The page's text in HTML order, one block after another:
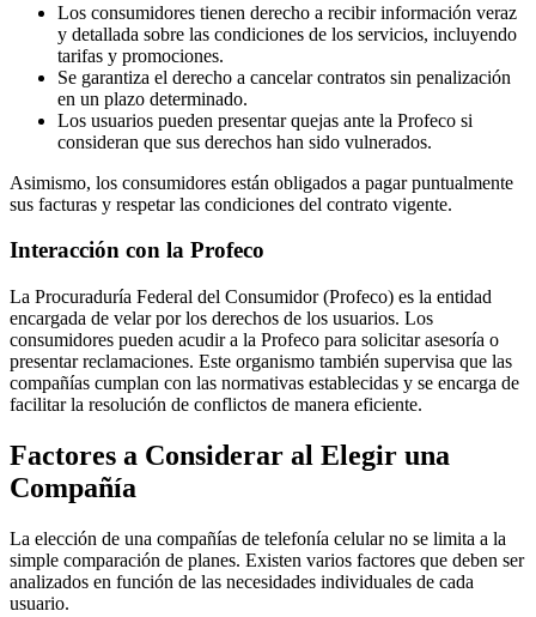
Los consumidores tienen derecho a recibir información veraz
y detallada sobre las condiciones de los servicios, incluyendo
tarifas y promociones.
Se garantiza el derecho a cancelar contratos sin penalización
en un plazo determinado.
Los usuarios pueden presentar quejas ante la Profeco si
consideran que sus derechos han sido vulnerados.
Asimismo, los consumidores están obligados a pagar puntualmente
sus facturas y respetar las condiciones del contrato vigente.
Interacción con la Profeco
La Procuraduría Federal del Consumidor (Profeco) es la entidad
encargada de velar por los derechos de los usuarios. Los
consumidores pueden acudir a la Profeco para solicitar asesoría o
presentar reclamaciones. Este organismo también supervisa que las
compañías cumplan con las normativas establecidas y se encarga de
facilitar la resolución de conflictos de manera eficiente.
Factores a Considerar al Elegir una
Compañía
La elección de una compañías de telefonía celular no se limita a la
simple comparación de planes. Existen varios factores que deben ser
analizados en función de las necesidades individuales de cada
usuario.